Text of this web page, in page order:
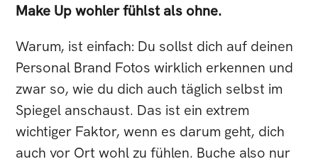
Make Up wohler fühlst als ohne.
Warum, ist einfach: Du sollst dich auf deinen
Personal Brand Fotos wirklich erkennen und
zwar so, wie du dich auch täglich selbst im
Spiegel anschaust. Das ist ein extrem
wichtiger Faktor, wenn es darum geht, dich
auch vor Ort wohl zu fühlen. Buche also nur